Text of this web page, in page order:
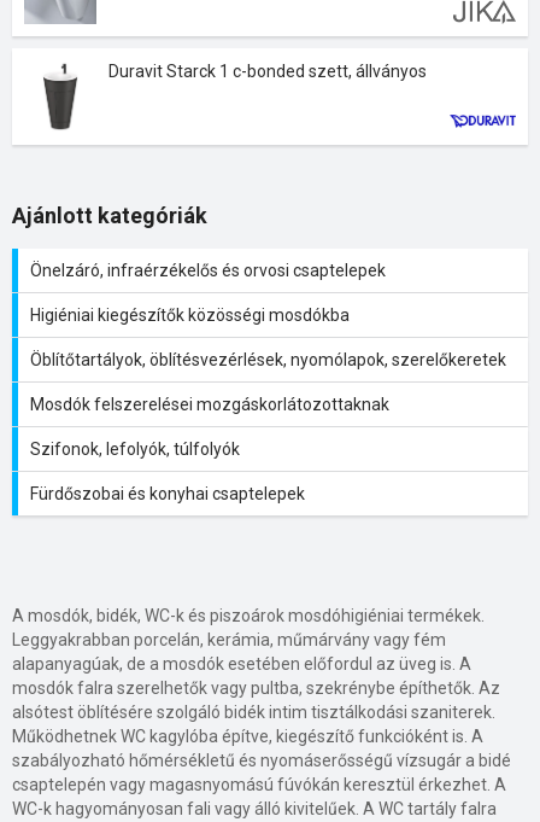
Duravit Starck 1 c-bonded szett, állványos
Ajánlott kategóriák
Önelzáró, infraérzékelős és orvosi csaptelepek
Higiéniai kiegészítők közösségi mosdókba
Öblítőtartályok, öblítésvezérlések, nyomólapok, szerelőkeretek
Mosdók felszerelései mozgáskorlátozottaknak
Szifonok, lefolyók, túlfolyók
Fürdőszobai és konyhai csaptelepek
A mosdók, bidék, WC-k és piszoárok mosdóhigiéniai termékek.
Leggyakrabban porcelán, kerámia, műmárvány vagy fém
alapanyagúak, de a mosdók esetében előfordul az üveg is. A
mosdók falra szerelhetők vagy pultba, szekrénybe építhetők. Az
alsótest öblítésére szolgáló bidék intim tisztálkodási szaniterek.
Működhetnek WC kagylóba építve, kiegészítő funkcióként is. A
szabályozható hőmérsékletű és nyomáserősségű vízsugár a bidé
csaptelepén vagy magasnyomású fúvókán keresztül érkezhet. A
WC-k hagyományosan fali vagy álló kivitelűek. A WC tartály falra